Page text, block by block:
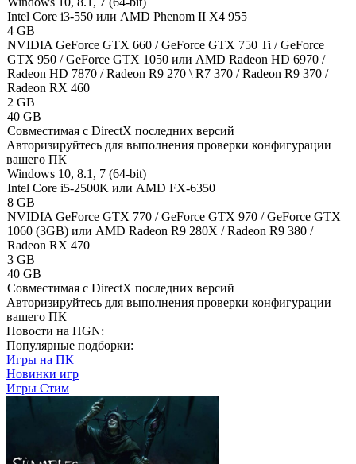
Intel Core i3-550 или AMD Phenom II X4 955
4 GB
NVIDIA GeForce GTX 660 / GeForce GTX 750 Ti / GeForce
GTX 950 / GeForce GTX 1050 или AMD Radeon HD 6970 /
Radeon HD 7870 / Radeon R9 270 \ R7 370 / Radeon R9 370 /
Radeon RX 460
2 GB
40 GB
Cовместимая с DirectX последних версий
Авторизируйтесь для выполнения проверки конфигурации
вашего ПК
Windows 10, 8.1, 7 (64-bit)
Intel Core i5-2500K или AMD FX-6350
8 GB
NVIDIA GeForce GTX 770 / GeForce GTX 970 / GeForce GTX
1060 (3GB) или AMD Radeon R9 280X / Radeon R9 380 /
Radeon RX 470
3 GB
40 GB
Cовместимая с DirectX последних версий
Авторизируйтесь для выполнения проверки конфигурации
вашего ПК
Новости на HGN:
Популярные подборки:
Игры на ПК
Новинки игр
Игры Стим